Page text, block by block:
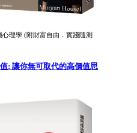
理學 (附財富自由．實踐隨測
: 讓你無可取代的高價值思